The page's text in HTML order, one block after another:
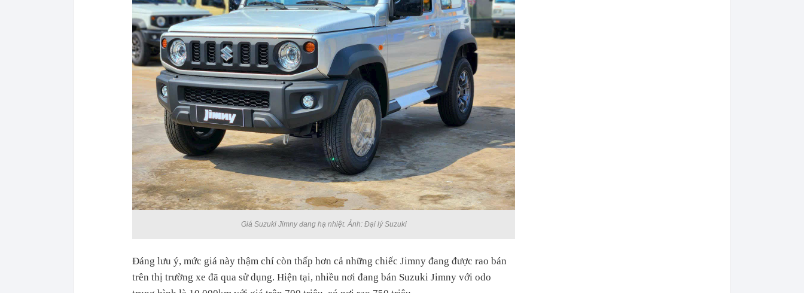
Giá Suzuki Jimny đang hạ nhiệt. Ảnh: Đại lý Suzuki
Đáng lưu ý, mức giá này thậm chí còn thấp hơn cả những chiếc Jimny đang được rao bán
trên thị trường xe đã qua sử dụng. Hiện tại, nhiều nơi đang bán Suzuki Jimny với odo